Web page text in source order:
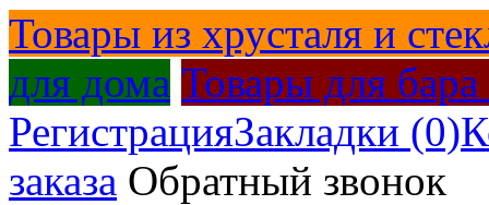
Товары из хрусталя и
для дома Товары для бара
РегистрацияЗакладки (0)
заказа Обратный звонок